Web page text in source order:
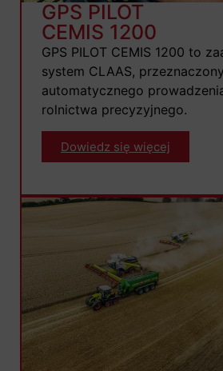
GPS PILOT
CEMIS 1200
GPS PILOT CEMIS 1200 to
system CLAAS,
automatycznego
rolnictwa precyzyjnego.
Dowiedz się więcej